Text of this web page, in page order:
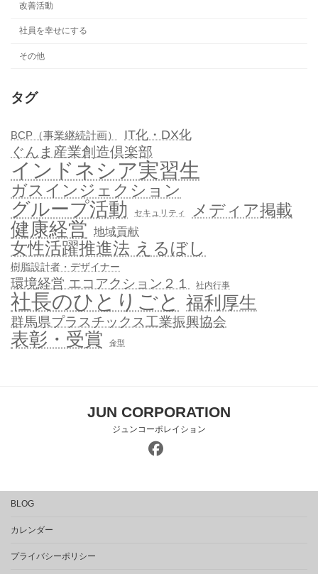
改善活動
社員を幸せにする
その他
タグ
BCP（事業継続計画） IT化・DX化
ぐんま産業創造倶楽部
インドネシア実習生
ガスインジェクション
グループ活動 セキュリティ メディア掲載
健康経営 地域貢献
女性活躍推進法 えるぼし
樹脂設計者・デザイナー
環境経営 エコアクション２１ 社内行事
社長のひとりごと 福利厚生
群馬県プラスチックス工業振興協会
表彰・受賞 金型
JUN CORPORATION
ジュンコーポレイション
BLOG
カレンダー
プライバシーポリシー